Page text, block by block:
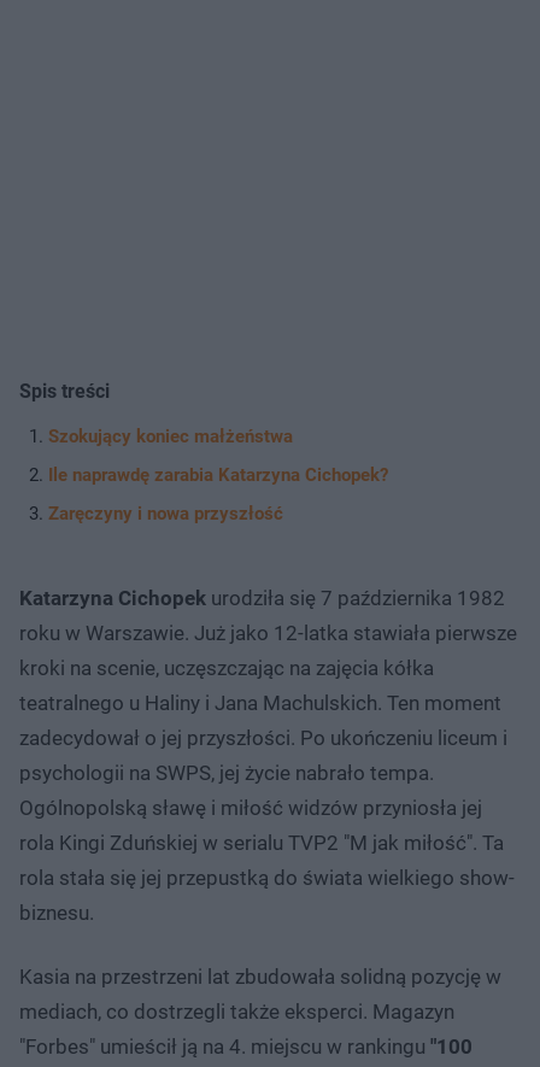
Spis treści
Szokujący koniec małżeństwa
Ile naprawdę zarabia Katarzyna Cichopek?
Zaręczyny i nowa przyszłość
Katarzyna Cichopek urodziła się 7 października 1982
roku w Warszawie. Już jako 12-latka stawiała pierwsze
kroki na scenie, uczęszczając na zajęcia kółka
teatralnego u Haliny i Jana Machulskich. Ten moment
zadecydował o jej przyszłości. Po ukończeniu liceum i
psychologii na SWPS, jej życie nabrało tempa.
Ogólnopolską sławę i miłość widzów przyniosła jej
rola Kingi Zduńskiej w serialu TVP2 "M jak miłość". Ta
rola stała się jej przepustką do świata wielkiego show-
biznesu.
Kasia na przestrzeni lat zbudowała solidną pozycję w
mediach, co dostrzegli także eksperci. Magazyn
"Forbes" umieścił ją na 4. miejscu w rankingu "100